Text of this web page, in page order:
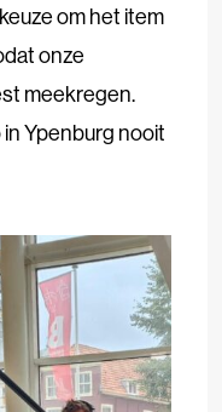
om het item
onze
meekregen.
Ypenburg nooit